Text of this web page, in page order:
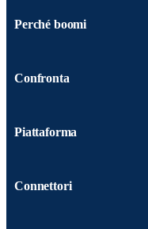
Perché boomi
Confronta
Piattaforma
Connettori